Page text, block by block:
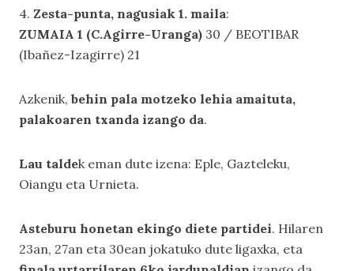
4. Zesta-punta, nagusiak 1. maila:
ZUMAIA 1 (C.Agirre-Uranga) 30 / BEOTIBAR
(Ibañez-Izagirre) 21
Azkenik, behin pala motzeko lehia amaituta,
palakoaren txanda izango da.
Lau taldek eman dute izena: Eple, Gazteleku,
Oiangu eta Urnieta.
Asteburu honetan ekingo diete partidei. Hilaren
23an, 27an eta 30ean jokatuko dute ligaxka, eta